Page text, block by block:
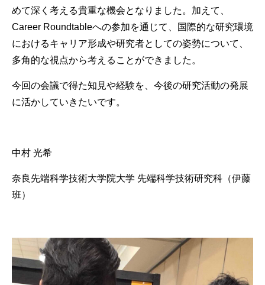
めて深く考える貴重な機会となりました。加えて、
Career Roundtableへの参加を通じて、国際的な研究環境
におけるキャリア形成や研究者としての姿勢について、
多角的な視点から考えることができました。
今回の会議で得た知見や経験を、今後の研究活動の発展
に活かしていきたいです。
中村 光希
奈良先端科学技術大学院大学 先端科学技術研究科（伊藤
班）